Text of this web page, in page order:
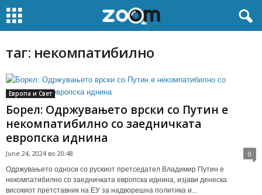
таг: некомпатибилно
Европа и Свет
Борел: Одржувањето врски со Путин е
некомпатибилно со заедничката
европска иднина
June 24, 2024 во 20:48 0
Одржувањето односи со рускиот претседател Владимир Путин е
некомпатибилно со заедничката европска иднина, изјави денеска
високиот претставник на ЕУ за надворешна политика и...